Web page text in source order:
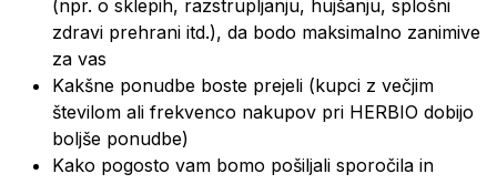
(npr. o sklepih, razstrupljanju, hujšanju, splošni
zdravi prehrani itd.), da bodo maksimalno zanimive
za vas
Kakšne ponudbe boste prejeli (kupci z večjim
številom ali frekvenco nakupov pri HERBIO dobijo
boljše ponudbe)
Kako pogosto vam bomo pošiljali sporočila in